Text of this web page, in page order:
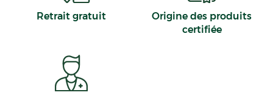
Retrait gratuit
Origine des produits
certifiée